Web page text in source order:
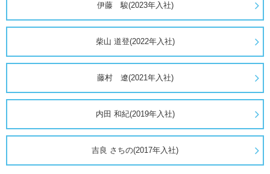
伊藤 駿(2023年入社)
柴山 道登(2022年入社)
藤村 遼(2021年入社)
内田 和紀(2019年入社)
吉良 さちの(2017年入社)